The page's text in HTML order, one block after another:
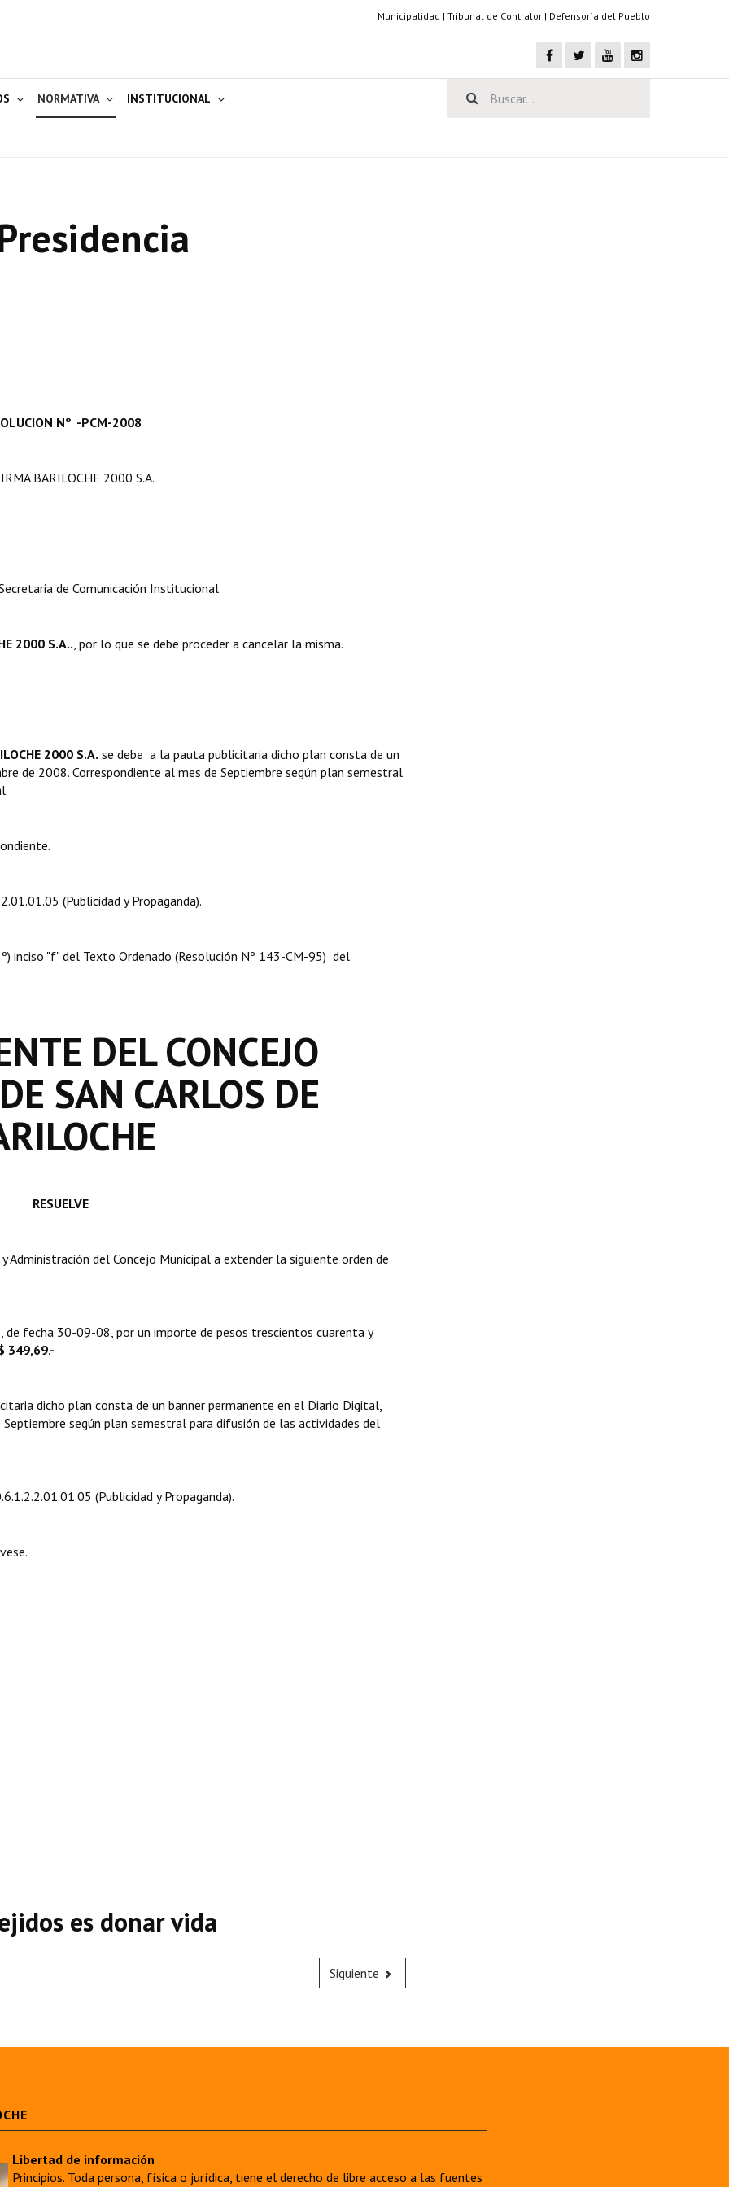
Municipalidad | Tribunal de Contralor | Defensoría del Pueblo
NORMATIVA INSTITUCIONAL
Nº -PCM-2008
BARILOCHE 2000 S.A.
de Comunicación Institucional
2000 S.A.., por lo que se debe proceder a cancelar la misma.
2000 S.A. se debe a la pauta publicitaria dicho plan consta de un
de 2008. Correspondiente al mes de Septiembre según plan semestral
(Publicidad y Propaganda).
inciso "f" del Texto Ordenado (Resolución Nº 143-CM-95) del
DEL CONCEJO
SAN CARLOS DE
RESUELVE
Administración del Concejo Municipal a extender la siguiente orden de
fecha 30-09-08, por un importe de pesos trescientos cuarenta y
349,69.-
dicho plan consta de un banner permanente en el Diario Digital,
según plan semestral para difusión de las actividades del
(Publicidad y Propaganda).
es donar vida
Siguiente
Libertad de información
Principios. Toda persona, física o jurídica, tiene el derecho de libre acceso a las fuentes